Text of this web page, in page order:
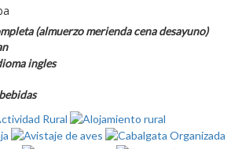
(almuerzo merienda cena desayuno)